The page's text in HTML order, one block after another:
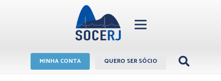
MINHA CONTA QUERO SER SÓCIO